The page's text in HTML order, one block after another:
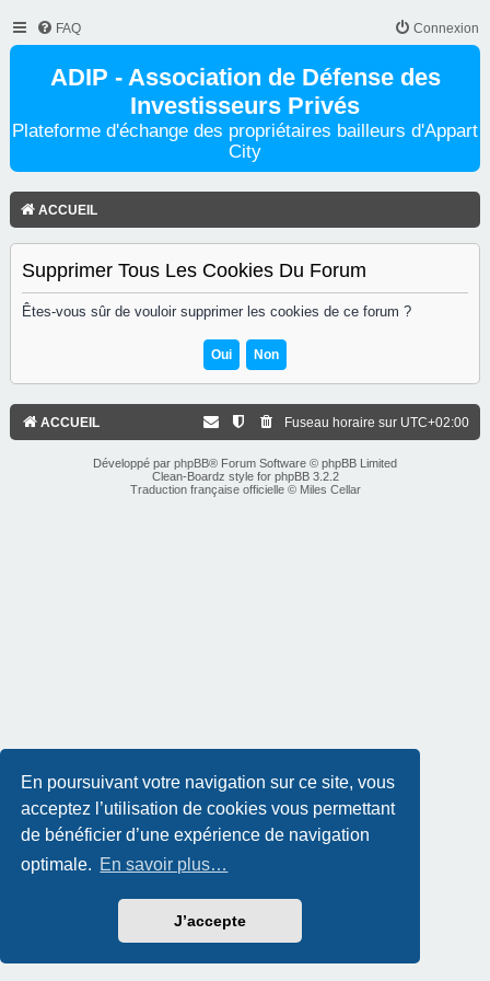
En poursuivant votre navigation sur ce site, vous
acceptez l’utilisation de cookies vous permettant
de bénéficier d’une expérience de navigation
optimale. En savoir plus…
J’accepte
FAQ Connexion
ADIP - Association de Défense des
Investisseurs Privés
Plateforme d'échange des propriétaires bailleurs d'Appart
City
ACCUEIL
Supprimer Tous Les Cookies Du Forum
Êtes-vous sûr de vouloir supprimer les cookies de ce forum ?
ACCUEIL Fuseau horaire sur UTC+02:00
Développé par phpBB® Forum Software © phpBB Limited
Clean-Boardz style for phpBB 3.2.2
Traduction française officielle© Miles Cellar